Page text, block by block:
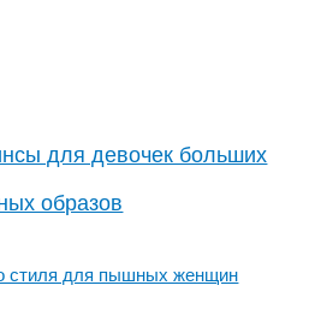
для девочек больших
образов